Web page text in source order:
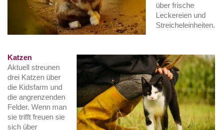
über frische
Leckereien und
Streicheleinheiten.
Katzen
Aktuell streunen
drei Katzen über
die Kidsfarm und
die angrenzenden
Felder. Wenn man
sie trifft freuen sie
sich über